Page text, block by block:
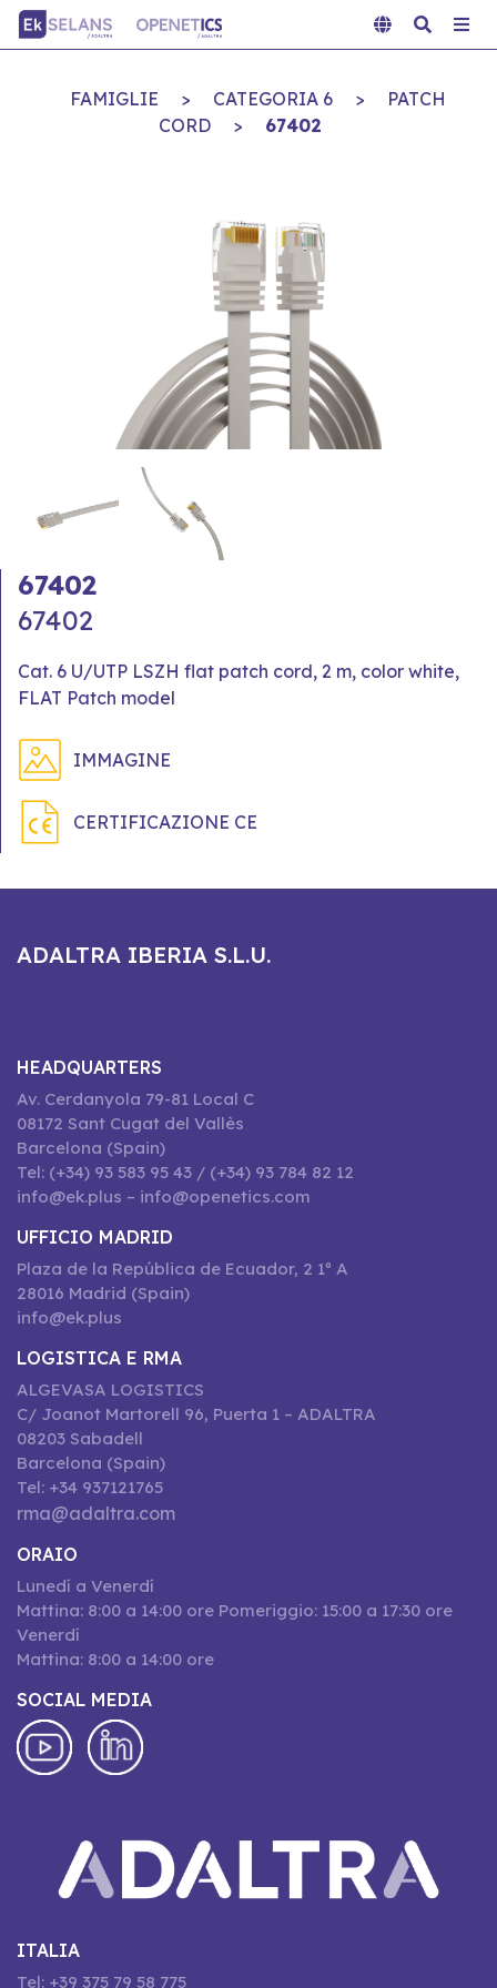
FAMIGLIE > CATEGORIA 6 >
PATCH
CORD
> 67402
67402
67402
Cat. 6 U/UTP LSZH flat patch cord, 2 m, color white,
FLAT Patch model
IMMAGINE
CERTIFICAZIONE CE
ADALTRA IBERIA S.L.U.
HEADQUARTERS
Av. Cerdanyola 79-81 Local C
08172 Sant Cugat del Vallès
Barcelona (Spain)
Tel: (+34) 93 583 95 43 / (+34) 93 784 82 12
info@ek.plus – info@openetics.com
UFFICIO MADRID
Plaza de la República de Ecuador, 2 1º A
28016 Madrid (Spain)
info@ek.plus
LOGISTICA E RMA
ALGEVASA LOGISTICS
C/ Joanot Martorell 96, Puerta 1 – ADALTRA
08203 Sabadell
Barcelona (Spain)
Tel: +34 937121765
rma@adaltra.com
ORAIO
Lunedí a Venerdí
Mattina: 8:00 a 14:00 ore Pomeriggio: 15:00 a 17:30 ore
Venerdí
Mattina: 8:00 a 14:00 ore
SOCIAL MEDIA
ITALIA
Tel: +39 375 79 58 775